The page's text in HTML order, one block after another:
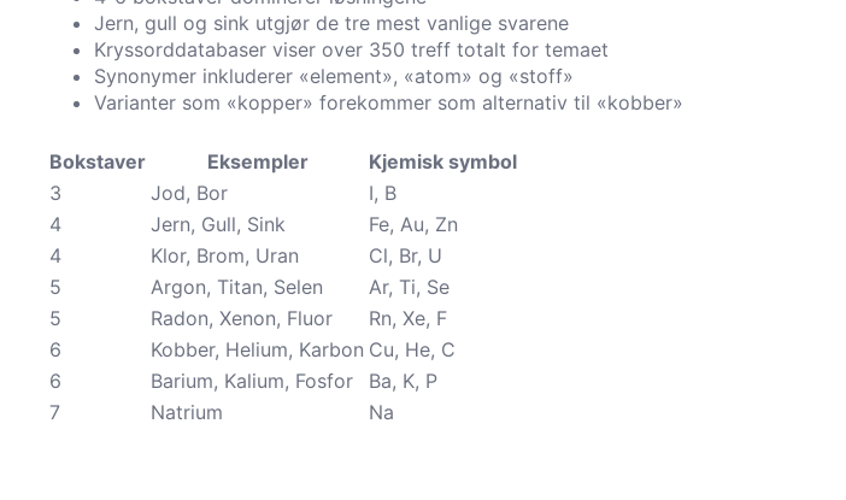
Jern, gull og sink utgjør de tre mest vanlige svarene
Kryssorddatabaser viser over 350 treff totalt for temaet
Synonymer inkluderer «element», «atom» og «stoff»
Varianter som «kopper» forekommer som alternativ til «kobber»
Bokstaver Eksempler
Kjemisk symbol
3
Jod, Bor
I, B
4
Jern, Gull, Sink
Fe, Au, Zn
4
Klor, Brom, Uran
Cl, Br, U
5
Argon, Titan, Selen
Ar, Ti, Se
5
Radon, Xenon, Fluor
Rn, Xe, F
6
Kobber, Helium, Karbon Cu, He, C
6
Barium, Kalium, Fosfor
Ba, K, P
7
Natrium Na